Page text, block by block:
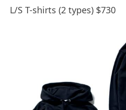
L/S T-shirts (2 types) $730